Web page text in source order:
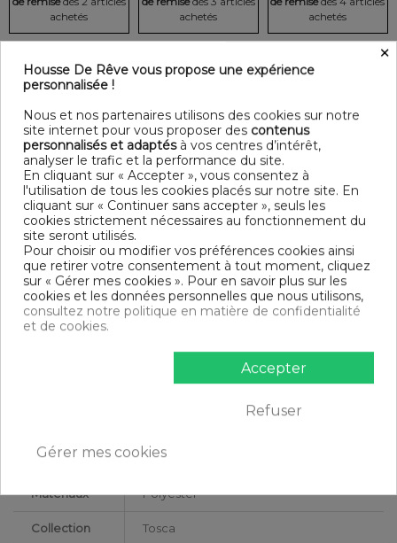
achetés
achetés
achetés
DESCRIPTION DÉTAILLÉE
Tabouret bas côtelé taupe 35 cm.
Détail
Matériaux : MDF - Polyester - Acacia - Mousse PU
Composition 1 : Textile - Polyester
Pourcentage composition 1 : 35
Composition 2 : Rembourrage - PU
Pourcentage composition 2 : 20
Composition 3 : Bois - MDF
Pourcentage composition 3 : 30
Composition 4 : Bois - Acacia
Pourcentage composition 4 : 15
Couleur : Taupe Marron
Tendance
Empilable
A monter soi-même : Non
1 x Tabouret bas côtelé taupe 35 cm empilable
DESCRIPTIF TECHNIQUE
Matériaux Polyester
Collection Tosca
×
Housse De Rêve vous propose une expérience
personnalisée !
Nous et nos partenaires utilisons des cookies sur notre
site internet pour vous proposer des contenus
personnalisés et adaptésà vos centres d’intérêt,
analyser le trafic et la performance du site.
En cliquant sur « Accepter », vous consentez à
l'utilisation de tous les cookies placés sur notre site. En
cliquant sur « Continuer sans accepter », seuls les
cookies strictement nécessaires au fonctionnement du
site seront utilisés.
Pour choisir ou modifier vos préférences cookies ainsi
que retirer votre consentement à tout moment, cliquez
sur « Gérer mes cookies ». Pour en savoir plus sur les
cookies et les données personnelles que nous utilisons,
consultez notre politique en matière de confidentialité
et de cookies.
Accepter
Refuser
Gérer mes cookies